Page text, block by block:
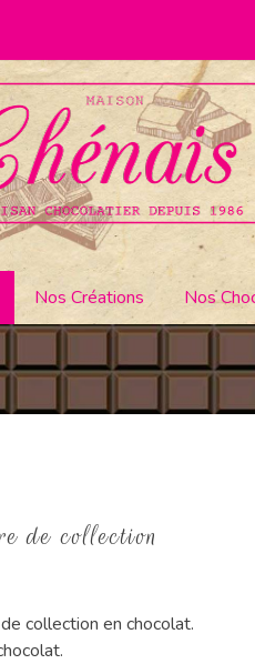
Nos Créations Nos
de collection
collection en chocolat.